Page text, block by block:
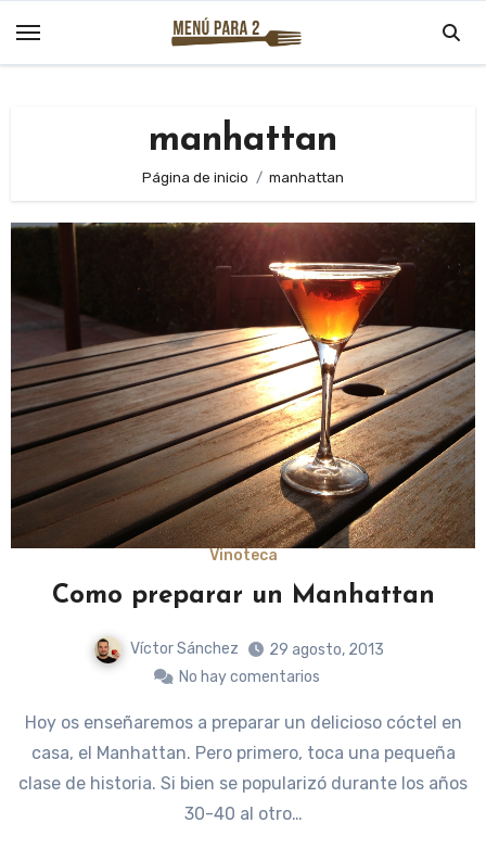
manhattan
Página de inicio manhattan
Vinoteca
Como preparar un Manhattan
Víctor Sánchez
29 agosto, 2013
No hay comentarios
Hoy os enseñaremos a preparar un delicioso cóctel en
casa, el Manhattan. Pero primero, toca una pequeña
clase de historia. Si bien se popularizó durante los años
30-40 al otro…